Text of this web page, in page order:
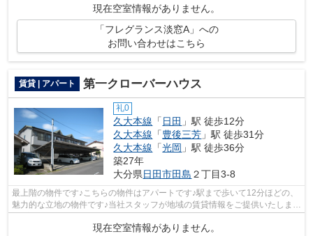
現在空室情報がありません。
「フレグランス淡窓A」への
お問い合わせはこちら
賃貸 | アパート 第一クローバーハウス
礼0
久大本線 「 日田 」駅 徒歩12分
久大本線 「豊後三芳 」駅 徒歩31分
久大本線 「光岡 」駅 徒歩36分
築27年
大分県日田市田島 ２丁目3-8
最上階の物件です♪こちらの物件はアパートです♪駅まで歩いて12分ほどの、
魅力的な立地の物件です♪当社スタッフが地域の賃貸情報をご提供いたします
♪お客様のこだわりやご要望などござ...
現在空室情報がありません。